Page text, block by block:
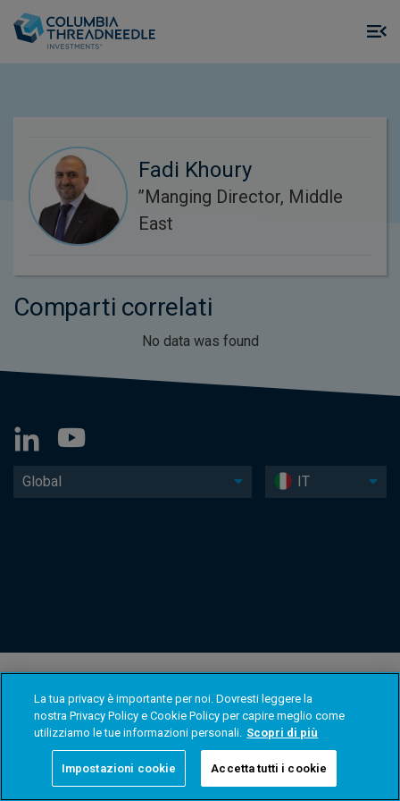
Fadi Khoury
’’Manging Director, Middle
East
Comparti correlati
No data was found
Global IT
La tua privacy è importante per noi. Dovresti leggere la
nostra Privacy Policy e Cookie Policy per capire meglio come
utilizziamo le tue informazioni personali. Scopri di più
Impostazioni cookie Accetta tutti i cookie